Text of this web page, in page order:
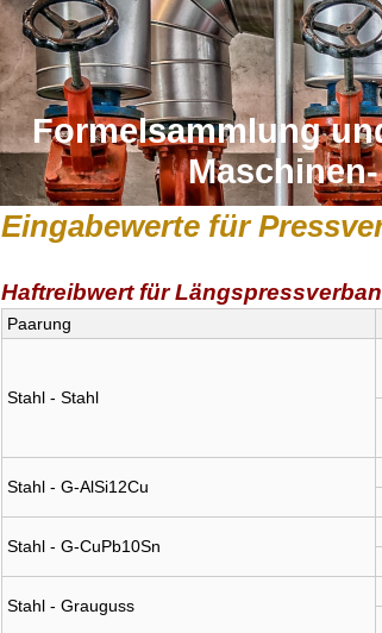
Formelsammlung
Eingabewerte für
Haftreibwert für
Paarung
Stahl - Stahl
Stahl - G-AlSi12Cu
Stahl - G-CuPb10Sn
Stahl - Grauguss